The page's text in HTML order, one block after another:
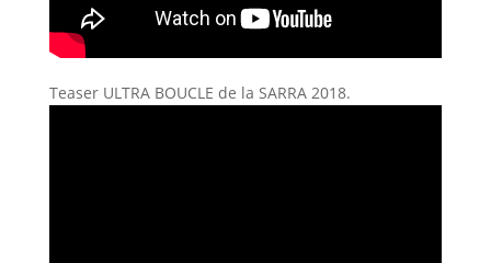
Teaser ULTRA BOUCLE de la SARRA 2018.